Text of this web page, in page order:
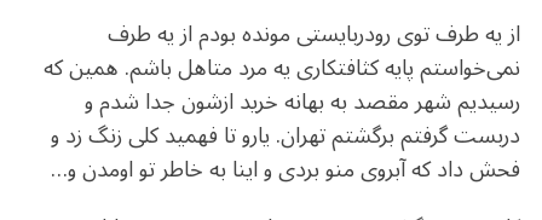
از یه طرف توی رودربایستی مونده بودم از یه طرف
نمی‌خواستم پایه کثافتکاری یه مرد متاهل باشم. همین که
رسیدیم شهر مقصد به بهانه خرید ازشون جدا شدم و
دربست گرفتم برگشتم تهران. یارو تا فهمید کلی زنگ زد و
فحش داد که آبروی منو بردی و اینا به خاطر تو اومدن و…